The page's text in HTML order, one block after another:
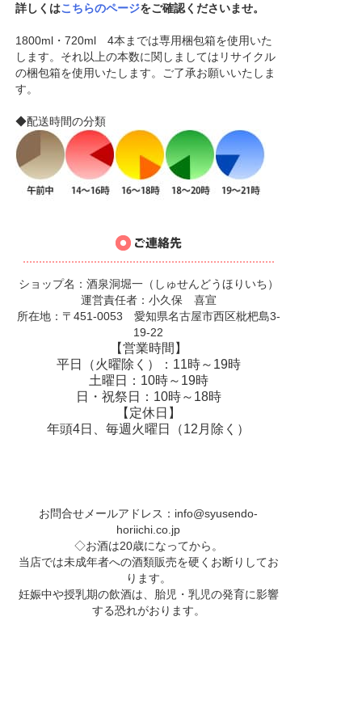
詳しくはこちらのページをご確認くださいませ。
1800ml・720ml 4本までは専用梱包箱を使用いた
します。それ以上の本数に関しましてはリサイクル
の梱包箱を使用いたします。ご了承お願いいたしま
す。
◆配送時間の分類
ショップ名：酒泉洞堀一（しゅせんどうほりいち）
運営責任者：小久保 喜宣
所在地：〒451-0053 愛知県名古屋市西区枇杷島3-
19-22
【営業時間】
平日（火曜除く）：11時～19時
土曜日：10時～19時
日・祝祭日：10時～18時
【定休日】
年頭4日、毎週火曜日（12月除く）
お問合せメールアドレス： info@syusendo-
horiichi.co.jp
◇お酒は20歳になってから。
当店では未成年者への酒類販売を硬くお断りしてお
ります。
妊娠中や授乳期の飲酒は、胎児・乳児の発育に影響
する恐れがおります。